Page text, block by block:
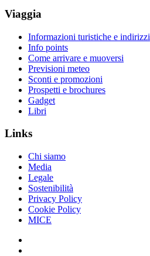
Viaggia
Informazioni turistiche e indirizzi
Info points
Come arrivare e muoversi
Previsioni meteo
Sconti e promozioni
Prospetti e brochures
Gadget
Libri
Links
Chi siamo
Media
Legale
Sostenibilità
Privacy Policy
Cookie Policy
MICE